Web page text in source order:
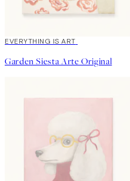
EVERYTHING IS ART
Garden Siesta Arte Original